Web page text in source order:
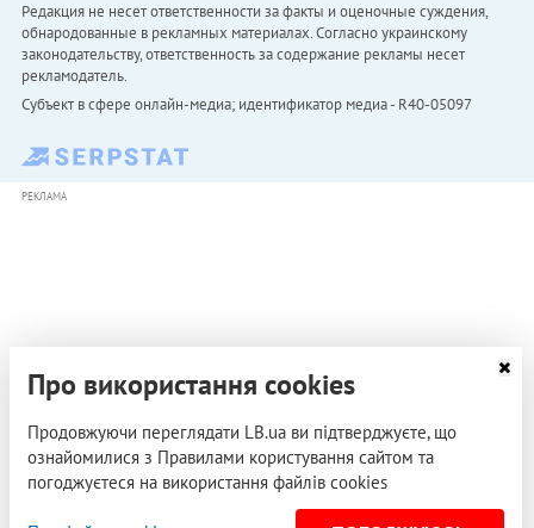
Редакция не несет ответственности за факты и оценочные суждения,
обнародованные в рекламных материалах. Согласно украинскому
законодательству, ответственность за содержание рекламы несет
рекламодатель.
Субъект в сфере онлайн-медиа; идентификатор медиа - R40-05097
РЕКЛАМА
Про використання cookies
Продовжуючи переглядати LB.ua ви підтверджуєте, що
ознайомилися з Правилами користування сайтом та
погоджуєтеся на використання файлів cookies